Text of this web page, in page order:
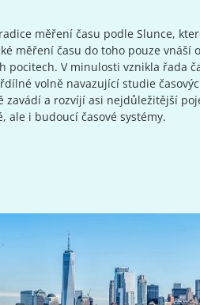
měření času podle Slunce,
měření času do toho pouze vnáší
V minulosti vznikla řada
volně navazující studie
zavádí a rozvíjí asi nejdůležitější
ale i budoucí časové systémy.